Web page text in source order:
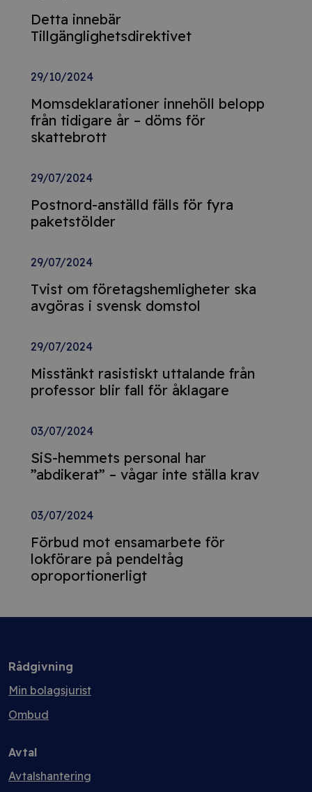
Detta innebär
Tillgänglighetsdirektivet
29/10/2024
Momsdeklarationer innehöll belopp
från tidigare år – döms för
skattebrott
29/07/2024
Postnord-anställd fälls för fyra
paketstölder
29/07/2024
Tvist om företagshemligheter ska
avgöras i svensk domstol
29/07/2024
Misstänkt rasistiskt uttalande från
professor blir fall för åklagare
03/07/2024
SiS-hemmets personal har
”abdikerat” – vågar inte ställa krav
03/07/2024
Förbud mot ensamarbete för
lokförare på pendeltåg
oproportionerligt
Rådgivning
Min bolagsjurist
Ombud
Avtal
Avtalshantering